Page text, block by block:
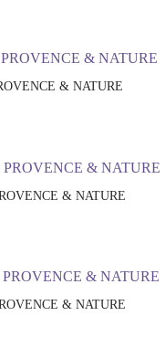
& NATURE
& NATURE
& NATURE